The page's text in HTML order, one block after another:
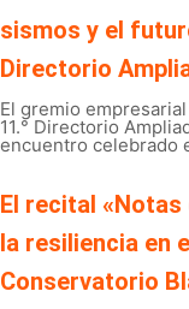
sismos y el
Directorio
El gremio
11.° Directorio
encuentro celebrado
El recital «Notas
la resiliencia en
Conservatorio